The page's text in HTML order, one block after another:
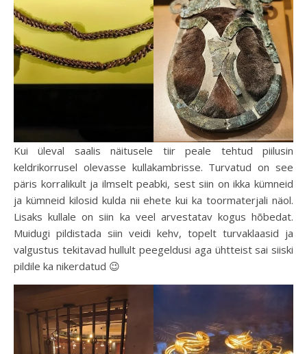
Kui üleval saalis näitusele tiir peale tehtud piilusin
keldrikorrusel olevasse kullakambrisse. Turvatud on see
päris korralikult ja ilmselt peabki, sest siin on ikka kümneid
ja kümneid kilosid kulda nii ehete kui ka toormaterjali näol.
Lisaks kullale on siin ka veel arvestatav kogus hõbedat.
Muidugi pildistada siin veidi kehv, topelt turvaklaasid ja
valgustus tekitavad hullult peegeldusi aga ühtteist sai siiski
pildile ka nikerdatud 😉